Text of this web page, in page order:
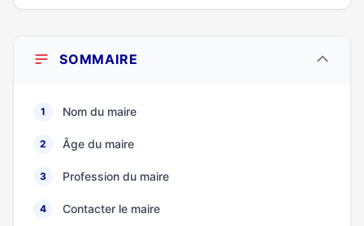
SOMMAIRE
1 Nom du maire
2 Âge du maire
3 Profession du maire
4 Contacter le maire